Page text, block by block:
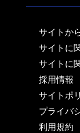
サイトか
サイトに
サイトに
採用情報
サイトポ
プライバ
利用規約